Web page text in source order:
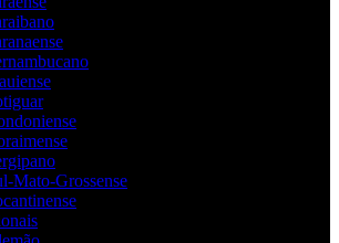
Mato-Grossense